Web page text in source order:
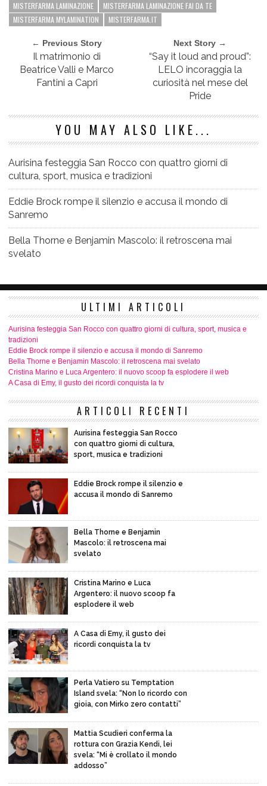
MISTERFARMA LAMINAZIONE
MISTERFARMA LAMINAZIONE FAI DA TE
MISTERFARMA MYLAMINATION
MISTERFARMA.IT
← Previous Story
Il matrimonio di
Beatrice Valli e Marco
Fantini a Capri
Next Story →
“Say it loud and proud”:
LELO incoraggia la
curiosità nel mese del
Pride
YOU MAY ALSO LIKE...
Aurisina festeggia San Rocco con quattro giorni di
cultura, sport, musica e tradizioni
Eddie Brock rompe il silenzio e accusa il mondo di
Sanremo
Bella Thorne e Benjamin Mascolo: il retroscena mai
svelato
ULTIMI ARTICOLI
Aurisina festeggia San Rocco con quattro giorni di cultura, sport, musica e
tradizioni
Eddie Brock rompe il silenzio e accusa il mondo di Sanremo
Bella Thorne e Benjamin Mascolo: il retroscena mai svelato
Cristina Marino e Luca Argentero: il nuovo scoop fa esplodere il web
A Casa di Emy, il gusto dei ricordi conquista la tv
ARTICOLI RECENTI
Aurisina festeggia San Rocco
con quattro giorni di cultura,
sport, musica e tradizioni
Eddie Brock rompe il silenzio e
accusa il mondo di Sanremo
Bella Thorne e Benjamin
Mascolo: il retroscena mai
svelato
Cristina Marino e Luca
Argentero: il nuovo scoop fa
esplodere il web
A Casa di Emy, il gusto dei
ricordi conquista la tv
Perla Vatiero su Temptation
Island svela: “Non lo ricordo con
gioia, con Mirko zero contatti”
Mattia Scudieri conferma la
rottura con Grazia Kendi, lei
svela: “Mi è crollato il mondo
addosso”